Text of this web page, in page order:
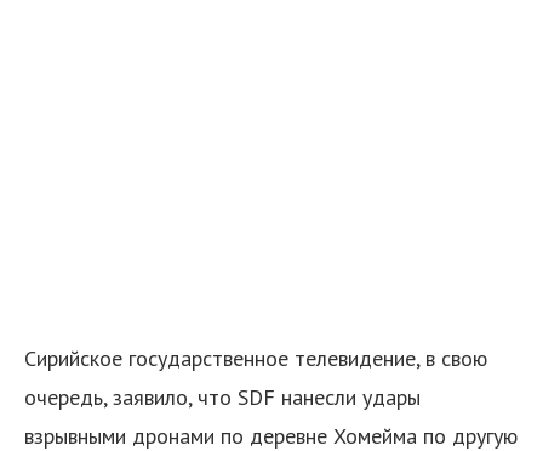
Сирийское государственное телевидение, в свою
очередь, заявило, что SDF нанесли удары
взрывными дронами по деревне Хомейма по другую